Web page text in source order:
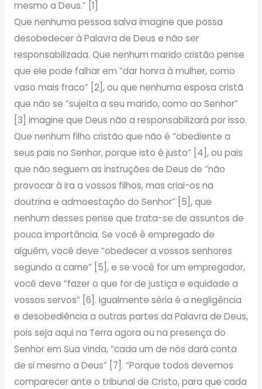
mesmo a Deus.” [1]
Que nenhuma pessoa salva imagine que possa
desobedecer à Palavra de Deus e não ser
responsabilizada. Que nenhum marido cristão pense
que ele pode falhar em “dar honra à mulher, como
vaso mais fraco” [2], ou que nenhuma esposa cristã
que não se “sujeita a seu marido, como ao Senhor”
[3] imagine que Deus não a responsabilizará por isso.
Que nenhum filho cristão que não é “obediente a
seus pais no Senhor, porque isto é justo” [4], ou pais
que não seguem as instruções de Deus de “não
provocar à ira a vossos filhos, mas criai-os na
doutrina e admoestação do Senhor” [5], que
nenhum desses pense que trata-se de assuntos de
pouca importância. Se você é empregado de
alguém, você deve “obedecer a vossos senhores
segundo a carne” [5], e se você for um empregador,
você deve “fazer o que for de justiça e equidade a
vossos servos” [6]. Igualmente séria é a negligência
e desobediência a outras partes da Palavra de Deus,
pois seja aqui na Terra agora ou na presença do
Senhor em Sua vinda, “cada um de nós dará conta
de si mesmo a Deus” [7]. “Porque todos devemos
comparecer ante o tribunal de Cristo, para que cada